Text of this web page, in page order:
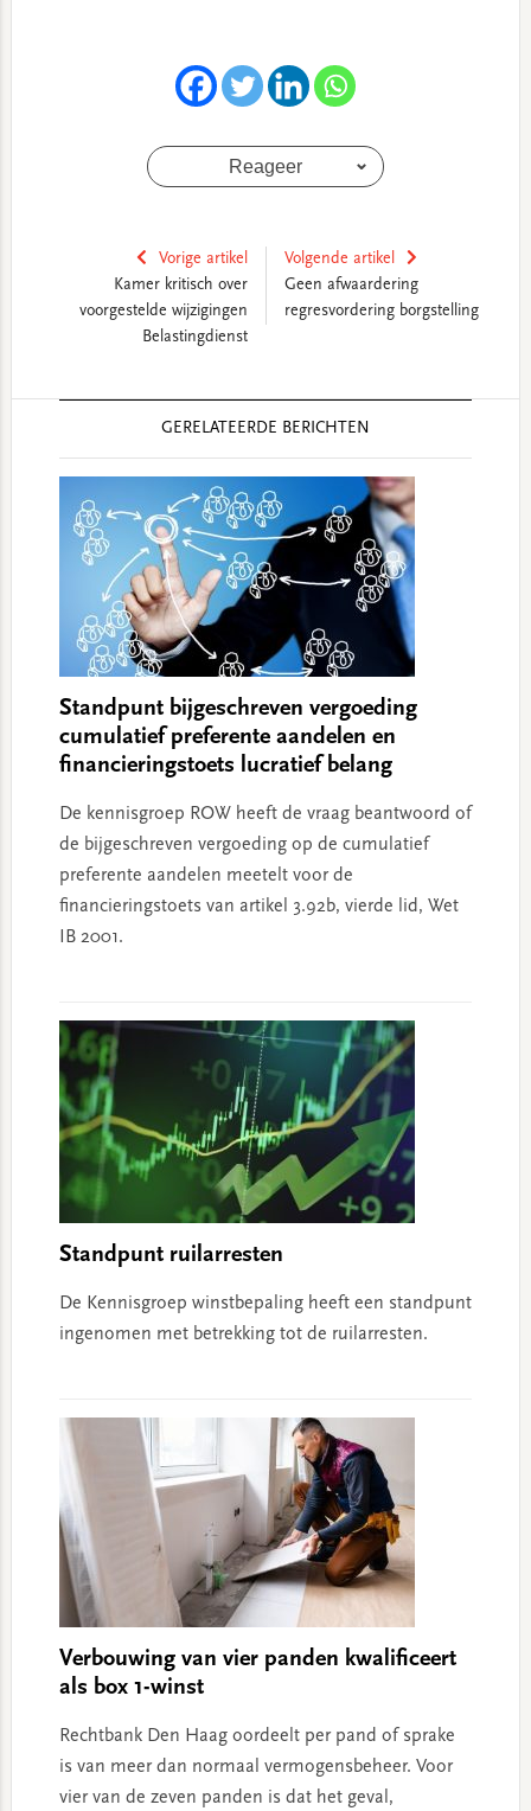
Reageer
Vorige artikel
Kamer kritisch over
voorgestelde wijzigingen
Belastingdienst
Volgende artikel
Geen afwaardering
regresvordering borgstelling
GERELATEERDE BERICHTEN
Standpunt bijgeschreven vergoeding
cumulatief preferente aandelen en
financieringstoets lucratief belang
De kennisgroep ROW heeft de vraag beantwoord of
de bijgeschreven vergoeding op de cumulatief
preferente aandelen meetelt voor de
financieringstoets van artikel 3.92b, vierde lid, Wet
IB 2001.
Standpunt ruilarresten
De Kennisgroep winstbepaling heeft een standpunt
ingenomen met betrekking tot de ruilarresten.
Verbouwing van vier panden kwalificeert
als box 1-winst
Rechtbank Den Haag oordeelt per pand of sprake
is van meer dan normaal vermogensbeheer. Voor
vier van de zeven panden is dat het geval,